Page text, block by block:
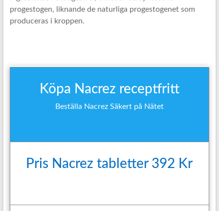
progestogen, liknande de naturliga progestogenet som
produceras i kroppen.
Köpa Nacrez receptfritt
Beställa Nacrez Säkert på Nätet
Pris Nacrez tabletter 392 Kr